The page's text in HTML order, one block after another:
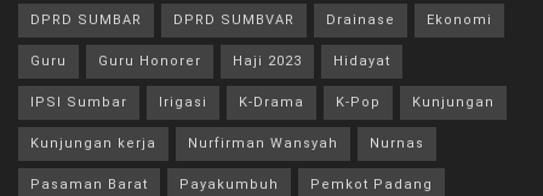
DPRD SUMBAR DPRD SUMBVAR Drainase Ekonomi
Guru Guru Honorer Haji 2023 Hidayat
IPSI Sumbar Irigasi K-Drama K-Pop Kunjungan
Kunjungan kerja Nurfirman Wansyah Nurnas
Pasaman Barat Payakumbuh Pemkot Padang